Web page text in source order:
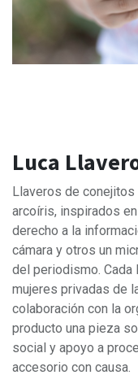
Luca
Llaveros de
arcoíris, inspirados
derecho a la
cámara y otros un
del periodismo. Cada
mujeres privadas de
colaboración con la
producto una pieza
social y apoyo a
accesorio con causa.